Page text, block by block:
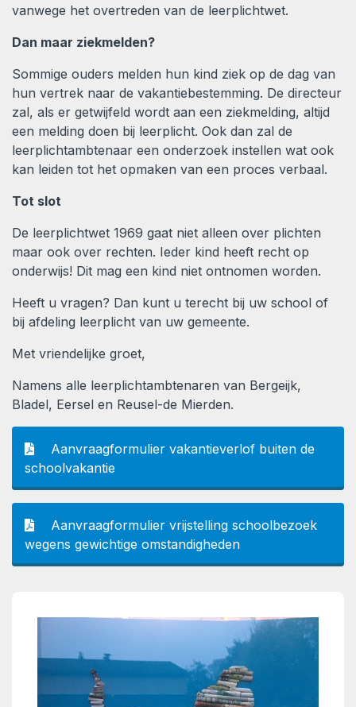
vanwege het overtreden van de leerplichtwet.
Dan maar ziekmelden?
Sommige ouders melden hun kind ziek op de dag van
hun vertrek naar de vakantiebestemming. De directeur
zal, als er getwijfeld wordt aan een ziekmelding, altijd
een melding doen bij leerplicht. Ook dan zal de
leerplichtambtenaar een onderzoek instellen wat ook
kan leiden tot het opmaken van een proces verbaal.
Tot slot
De leerplichtwet 1969 gaat niet alleen over plichten
maar ook over rechten. Ieder kind heeft recht op
onderwijs! Dit mag een kind niet ontnomen worden.
Heeft u vragen? Dan kunt u terecht bij uw school of
bij afdeling leerplicht van uw gemeente.
Met vriendelijke groet,
Namens alle leerplichtambtenaren van Bergeijk,
Bladel, Eersel en Reusel-de Mierden.
Aanvraagformulier vakantieverlof buiten de
schoolvakantie
Aanvraagformulier vrijstelling schoolbezoek
wegens gewichtige omstandigheden